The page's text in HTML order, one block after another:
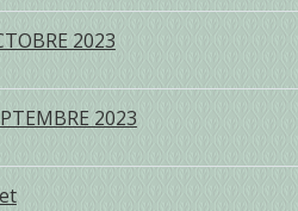
2023
2023